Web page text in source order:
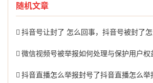
随机文章
抖音号让封了 怎么回事，抖音号被封了怎么办？别慌
微信视频号被举报如何处理与保护用户权
抖音直播怎么举报封号了抖音直播怎么举